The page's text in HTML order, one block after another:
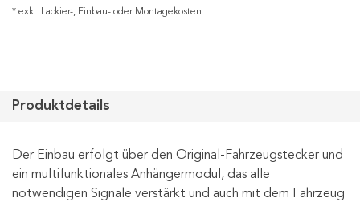
* exkl. Lackier-, Einbau- oder Montagekosten
Produktdetails
Der Einbau erfolgt über den Original-Fahrzeugstecker und
ein multifunktionales Anhängermodul, das alle
notwendigen Signale verstärkt und auch mit dem Fahrzeug